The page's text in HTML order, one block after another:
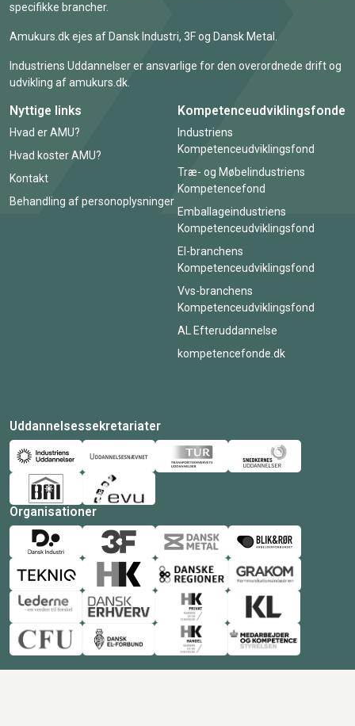
specifikke brancher.
Amukurs.dk ejes af Dansk Industri, 3F og Dansk Metal.
Industriens Uddannelser er ansvarlige for den overordnede drift og
udvikling af amukurs.dk.
Nyttige links
Hvad er AMU?
Hvad koster AMU?
Kontakt
Behandling af personoplysninger
Kompetenceudviklingsfonde
Industriens
Kompetenceudviklingsfond
Træ- og Møbelindustriens
Kompetencefond
Emballageindustriens
Kompetenceudviklingsfond
El-branchens
Kompetenceudviklingsfond
Vvs-branchens
Kompetenceudviklingsfond
AL Efteruddannelse
kompetencefonde.dk
Uddannelsessekretariater
Organisationer